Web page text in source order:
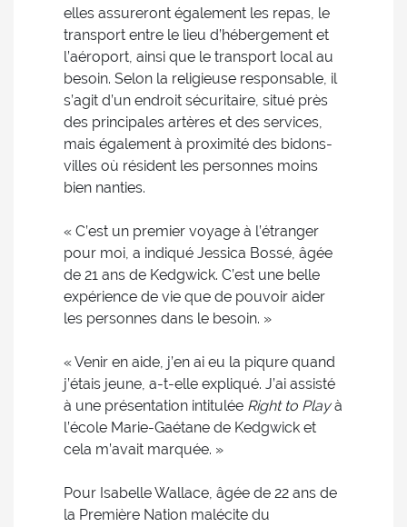
elles assureront également les repas, le
transport entre le lieu d’hébergement et
l’aéroport, ainsi que le transport local au
besoin. Selon la religieuse responsable, il
s’agit d’un endroit sécuritaire, situé près
des principales artères et des services,
mais également à proximité des bidons-
villes où résident les personnes moins
bien nanties.
« C’est un premier voyage à l’étranger
pour moi, a indiqué Jessica Bossé, âgée
de 21 ans de Kedgwick. C’est une belle
expérience de vie que de pouvoir aider
les personnes dans le besoin. »
« Venir en aide, j’en ai eu la piqure quand
j’étais jeune, a-t-elle expliqué. J’ai assisté
à une présentation intitulée Right to Playà
l’école Marie-Gaétane de Kedgwick et
cela m’avait marquée. »
Pour Isabelle Wallace, âgée de 22 ans de
la Première Nation malécite du